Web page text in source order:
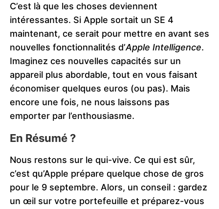
C’est là que les choses deviennent
intéressantes. Si Apple sortait un SE 4
maintenant, ce serait pour mettre en avant ses
nouvelles fonctionnalités d’Apple Intelligence.
Imaginez ces nouvelles capacités sur un
appareil plus abordable, tout en vous faisant
économiser quelques euros (ou pas). Mais
encore une fois, ne nous laissons pas
emporter par l’enthousiasme.
En Résumé ?
Nous restons sur le qui-vive. Ce qui est sûr,
c’est qu’Apple prépare quelque chose de gros
pour le 9 septembre. Alors, un conseil : gardez
un œil sur votre portefeuille et préparez-vous